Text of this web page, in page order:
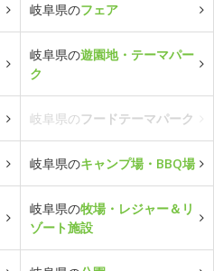
岐阜県のフェア
岐阜県の遊園地・テーマパー
ク
岐阜県のフードテーマパーク
岐阜県のキャンプ場・BBQ場
岐阜県の牧場・レジャー＆リ
ゾート施設